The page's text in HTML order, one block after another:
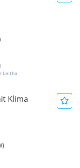
Leitha
Klima